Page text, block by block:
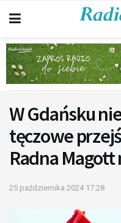
W Gdańsku
tęczowe
Radna Magott
25 października 2024 17:28